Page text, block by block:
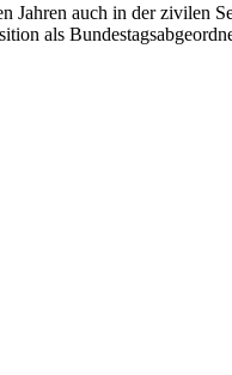
Jahren auch in der zivilen
als